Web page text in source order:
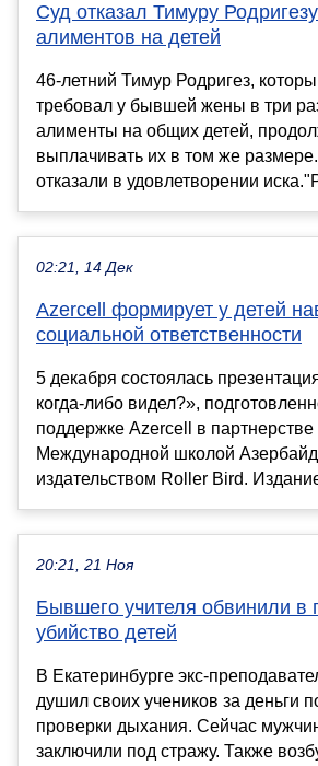
Суд отказал Тимуру
алиментов на детей
46-летний Тимур Родригез,
требовал у бывшей жены в три
алименты на общих детей,
выплачивать их в том же
отказали в удовлетворении
02:21, 14 Дек
Azercell формирует у детей
социальной ответственности
5 декабря состоялась
когда-либо видел?»,
поддержке Azercell в партнерстве
Международной школой
издательством Roller Bird.
20:21, 21 Ноя
Бывшего учителя обвинили в
убийство детей
В Екатеринбурге экс-
душил своих учеников за деньги
проверки дыхания. Сейчас
заключили под стражу. Также